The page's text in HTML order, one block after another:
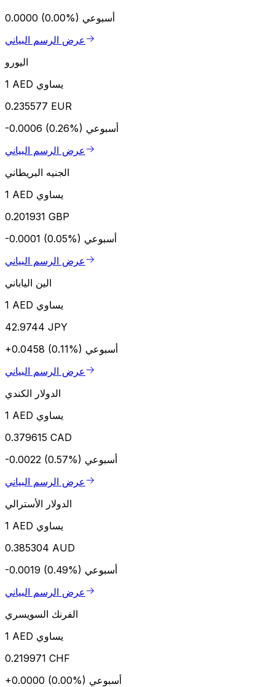
0.0000 (0.00%) أسبوعي
عرض الرسم البياني
اليورو
1 AED يساوي
0.235577 EUR
-0.0006 (0.26%) أسبوعي
عرض الرسم البياني
الجنيه البريطاني
1 AED يساوي
0.201931 GBP
-0.0001 (0.05%) أسبوعي
عرض الرسم البياني
الين الياباني
1 AED يساوي
42.9744 JPY
+0.0458 (0.11%) أسبوعي
عرض الرسم البياني
الدولار الكندي
1 AED يساوي
0.379615 CAD
-0.0022 (0.57%) أسبوعي
عرض الرسم البياني
الدولار الأسترالي
1 AED يساوي
0.385304 AUD
-0.0019 (0.49%) أسبوعي
عرض الرسم البياني
الفرنك السويسري
1 AED يساوي
0.219971 CHF
+0.0000 (0.00%) أسبوعي